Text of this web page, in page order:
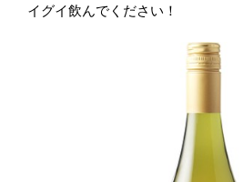
イグイ飲んでください！